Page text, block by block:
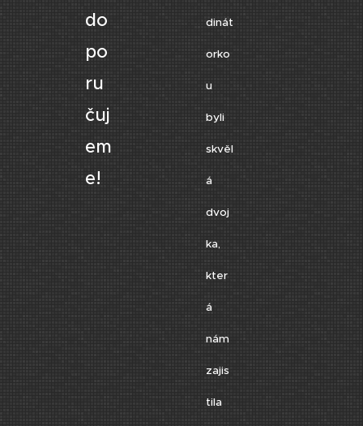
do
po
ru
čuj
em
e!
dinát
orko
u
byli
skvěl
á
dvoj
ka,
kter
á
nám
zajis
tila